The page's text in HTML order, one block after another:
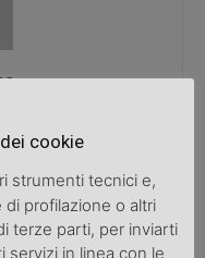
cookie
strumenti tecnici e,
profilazione o altri
terze parti, per inviarti
servizi in linea con le